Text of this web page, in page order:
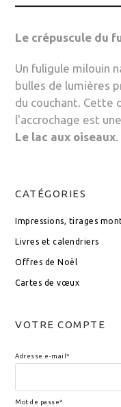
Le crépuscule du
Un fuligule milouin
bulles de lumières
du couchant.
l'accrochage est une
Le lac aux oiseaux
CATÉGORIES
Impressions, tirages
Livres et calendriers
Offres de Noël
Cartes de vœux
VOTRE COMPTE
Adresse e-mail*
Mot de passe*